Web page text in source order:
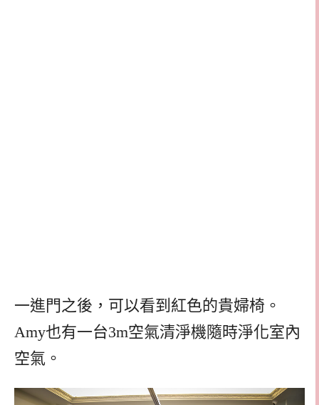
一進門之後，可以看到紅色的貴婦椅。
Amy也有一台3m空氣清淨機隨時淨化室內
空氣。